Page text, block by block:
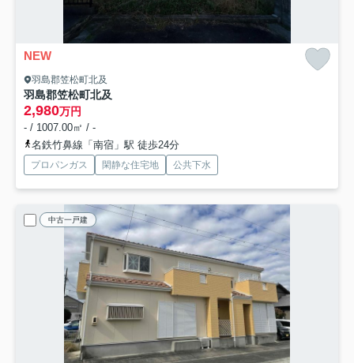
NEW
羽島郡笠松町北及
羽島郡笠松町北及
2,980万円
- / 1007.00㎡ / -
名鉄竹鼻線「南宿」駅 徒歩24分
プロパンガス 閑静な住宅地 公共下水
中古一戸建